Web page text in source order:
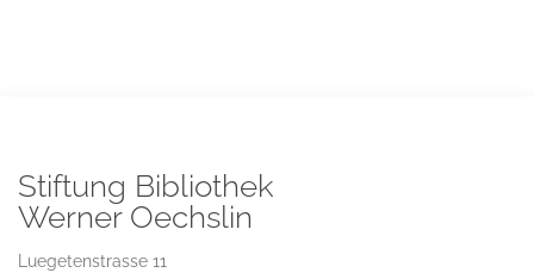
Stiftung Bibliothek
Werner Oechslin
Luegetenstrasse 11